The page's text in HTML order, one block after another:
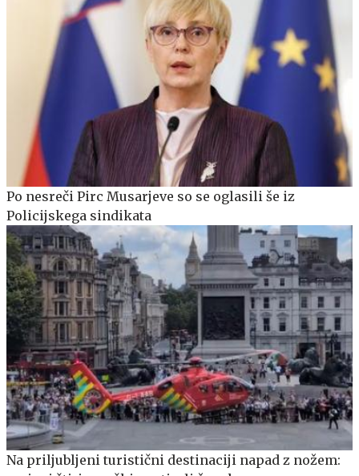
Po nesreči Pirc Musarjeve so se oglasili še iz
Policijskega sindikata
Na priljubljeni turistični destinaciji napad z nožem: